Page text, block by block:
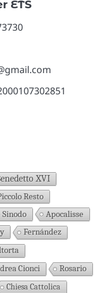
ETS
XVI
Resto
Sinodo
Apocalisse
Fernández
Cionci
Rosario
Chiesa Cattolica